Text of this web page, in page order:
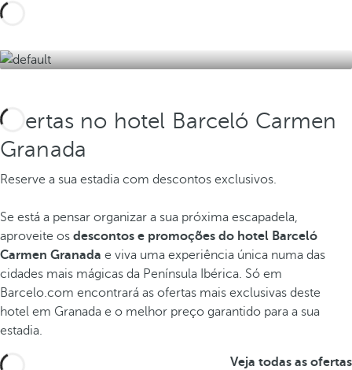
Ofertas no hotel Barceló Carmen
Granada
Reserve a sua estadia com descontos exclusivos.
Se está a pensar organizar a sua próxima escapadela,
aproveite os descontos e promoções do hotel Barceló
Carmen Granada e viva uma experiência única numa das
cidades mais mágicas da Península Ibérica. Só em
Barcelo.com encontrará as ofertas mais exclusivas deste
hotel em Granada e o melhor preço garantido para a sua
estadia.
Veja todas as ofertas